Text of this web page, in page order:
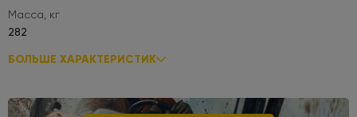
Масса, кг
282
БОЛЬШЕ ХАРАКТЕРИСТИК